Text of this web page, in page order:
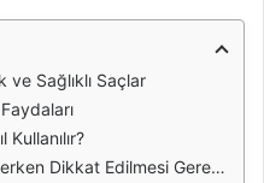
ve Sağlıklı Saçlar
Kullanılır?
Dikkat Edilmesi Gerekenler